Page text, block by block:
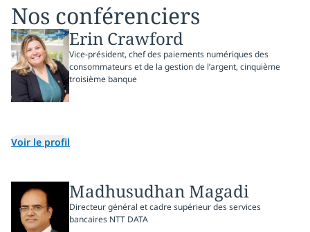
Nos conférenciers
Erin Crawford
Vice-président, chef des paiements numériques des
consommateurs et de la gestion de l’argent, cinquième
troisième banque
Voir le profil
Madhusudhan Magadi
Directeur général et cadre supérieur des services
bancaires NTT DATA